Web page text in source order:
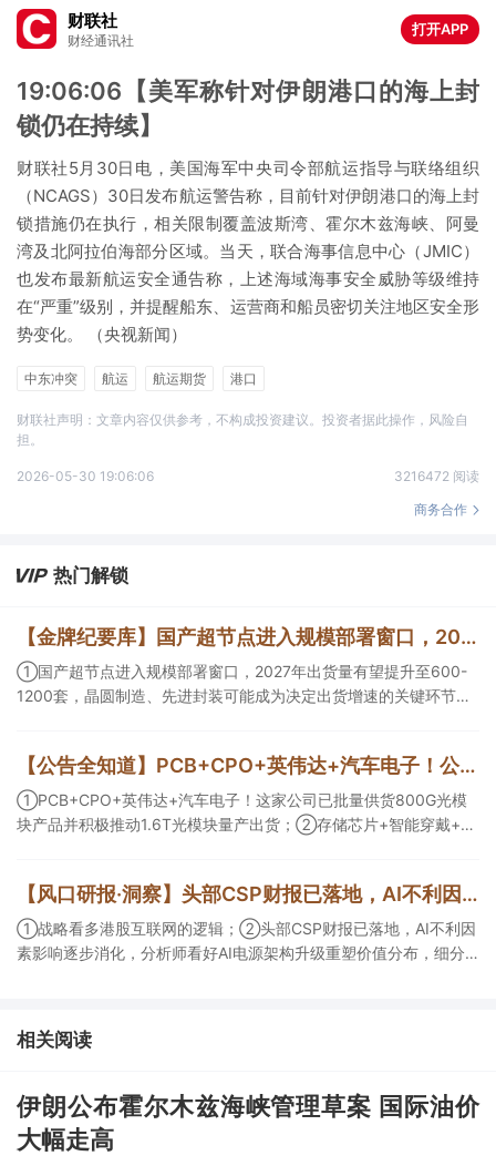
财联社
财经通讯社
打开APP
19:06:06【美军称针对伊朗港口的海上封
锁仍在持续】
财联社5月30日电，美国海军中央司令部航运指导与联络组织
（NCAGS）30日发布航运警告称，目前针对伊朗港口的海上封
锁措施仍在执行，相关限制覆盖波斯湾、霍尔木兹海峡、阿曼
湾及北阿拉伯海部分区域。当天，联合海事信息中心（JMIC）
也发布最新航运安全通告称，上述海域海事安全威胁等级维持
在“严重”级别，并提醒船东、运营商和船员密切关注地区安全形
势变化。 （央视新闻）
中东冲突 航运 航运期货 港口
财联社声明：文章内容仅供参考，不构成投资建议。投资者据此操作，风险自
担。
2026-05-30 19:06:06
3216472 阅读
商务合作
热门解锁
【金牌纪要库】国产超节点进入规模部署窗口，2027年出货量有望提升至600-1200套，晶圆制造、先进封装可能成为决定出货增速的关键环节
①国产超节点进入规模部署窗口，2027年出货量有望提升至600-
1200套，晶圆制造、先进封装可能成为决定出货增速的关键环节；
换芯片已经由送样验证逐步进入小批量应用，中低速率产品替代有
望加快，400G、800G产品正进入认证和导入阶段。
【公告全知道】PCB+CPO+英伟达+汽车电子！公司已批量供货800G光模块
①PCB+CPO+英伟达+汽车电子！这家公司已批量供货800G光模
块产品并积极推动1.6T光模块量产出货；②存储芯片+智能穿戴+华
【风口研报·洞察】头部CSP财报已落地，AI不利因素影响逐步消化，分析师看好AI电源架构升级重塑价值分布，细分龙头迈入放量验证阶段；战略看多港股互联网的逻辑
①战略看多港股互联网的逻辑；②头部CSP财报已落地，AI不利因
素影响逐步消化，分析师看好AI电源架构升级重塑价值分布，细分
智能获新财富分析师深度覆盖；④在个股机构关注度排行中，华峰
化学首次上榜，前五名依次为东鹏饮料>药明康德>百润股份>华峰
相关阅读
伊朗公布霍尔木兹海峡管理草案 国际油价
大幅走高